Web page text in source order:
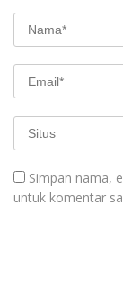
Simpan nama,
untuk komentar